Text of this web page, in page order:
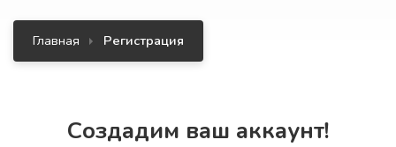
Главная Регистрация
Создадим ваш аккаунт!